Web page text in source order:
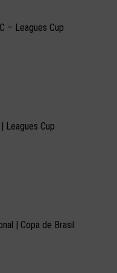
– Leagues Cup
Leagues Cup
| Copa de Brasil